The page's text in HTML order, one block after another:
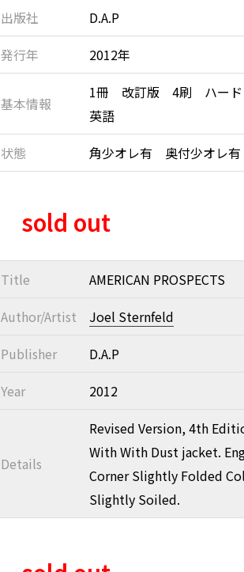
出版社
D.A.P
発行年
2012年
基本情報
1冊 改訂版 4刷 ハー
英語
状態
角少オレ有 奥付少オレ
sold out
Title
AMERICAN PROSPECTS
Author/Artist
Joel Sternfeld
Publisher
D.A.P
Year
2012
Details
Revised Version, 4th
With With Dust jacket.
Corner Slightly Folded
Slightly Soiled.